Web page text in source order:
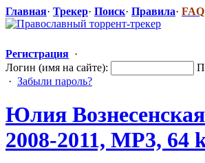
Главная· Трекер· Поиск· Правила· FAQ
Регистрация ·
Логин (имя на сайте):
· Забыли пароль?
Юлия Вознесенская
2008-2011, MP3, 64